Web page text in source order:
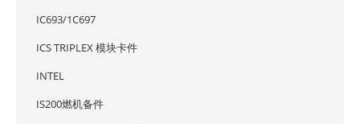
IC693/1C697
ICS TRIPLEX 模块卡件
INTEL
IS200燃机备件